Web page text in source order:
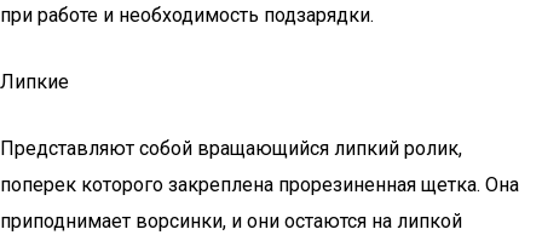
при работе и необходимость подзарядки.
Липкие
Представляют собой вращающийся липкий ролик,
поперек которого закреплена прорезиненная щетка. Она
приподнимает ворсинки, и они остаются на липкой